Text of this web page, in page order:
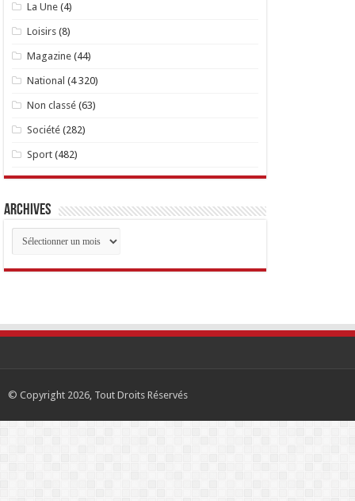
La Une (4)
Loisirs (8)
Magazine (44)
National (4 320)
Non classé (63)
Société (282)
Sport (482)
Archives
Archives
© Copyright 2026, Tout Droits Réservés